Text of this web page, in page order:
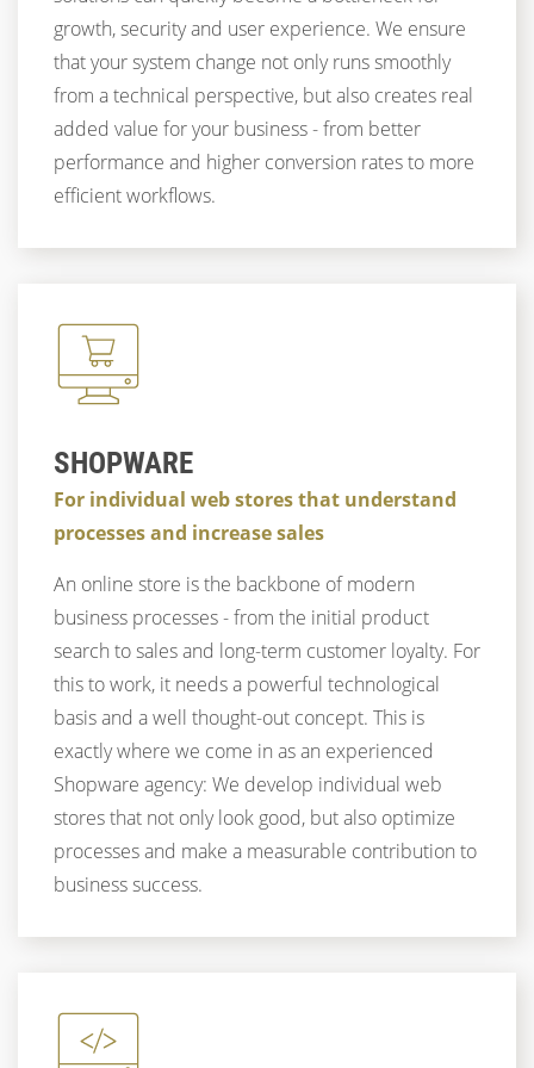
growth, security and user experience. We ensure
that your system change not only runs smoothly
from a technical perspective, but also creates real
added value for your business - from better
performance and higher conversion rates to more
efficient workflows.
SHOPWARE
For individual web stores that understand
processes and increase sales
An online store is the backbone of modern
business processes - from the initial product
search to sales and long-term customer loyalty. For
this to work, it needs a powerful technological
basis and a well thought-out concept. This is
exactly where we come in as an experienced
Shopware agency: We develop individual web
stores that not only look good, but also optimize
processes and make a measurable contribution to
business success.